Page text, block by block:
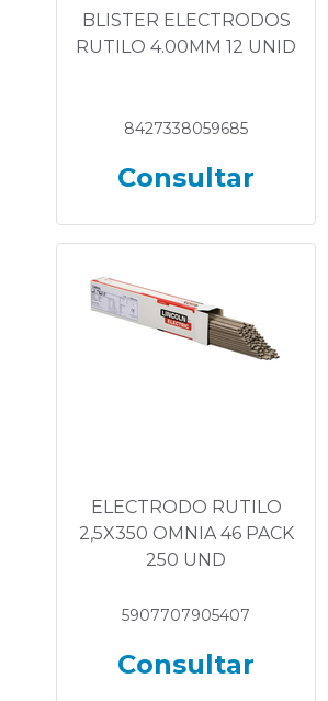
BLISTER ELECTRODOS
RUTILO 4.00MM 12 UNID
8427338059685
Consultar
ELECTRODO RUTILO
2,5X350 OMNIA 46 PACK
250 UND
5907707905407
Consultar